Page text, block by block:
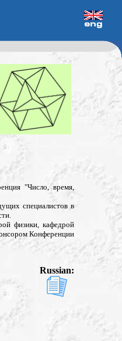
"Число, время,
специалистов в
физики, кафедрой
Конференции
Russian: